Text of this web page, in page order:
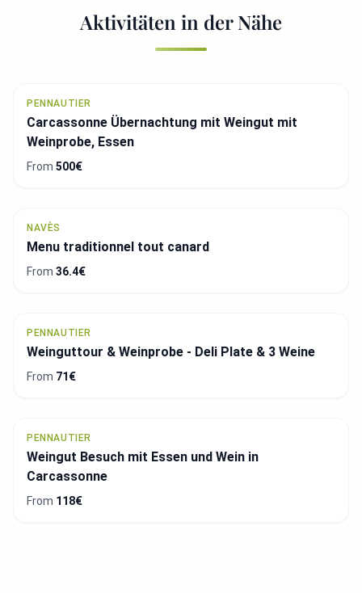
Aktivitäten in der Nähe
PENNAUTIER
Carcassonne Übernachtung mit Weingut mit
Weinprobe, Essen
From 500€
NAVÈS
Menu traditionnel tout canard
From 36.4€
PENNAUTIER
Weinguttour & Weinprobe - Deli Plate & 3 Weine
From 71€
PENNAUTIER
Weingut Besuch mit Essen und Wein in
Carcassonne
From 118€